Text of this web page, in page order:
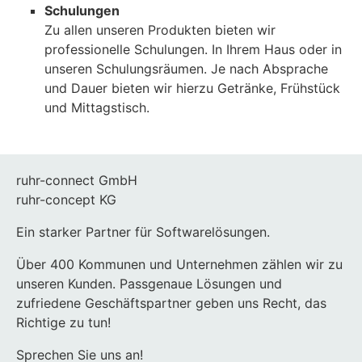
Schulungen
Zu allen unseren Produkten bieten wir
professionelle Schulungen. In Ihrem Haus oder in
unseren Schulungsräumen. Je nach Absprache
und Dauer bieten wir hierzu Getränke, Frühstück
und Mittagstisch.
ruhr-connect GmbH
ruhr-concept KG
Ein starker Partner für Softwarelösungen.
Über 400 Kommunen und Unternehmen zählen wir zu
unseren Kunden. Passgenaue Lösungen und
zufriedene Geschäftspartner geben uns Recht, das
Richtige zu tun!
Sprechen Sie uns an!